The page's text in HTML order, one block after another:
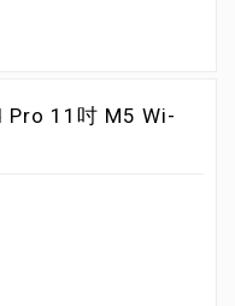
Pro 11吋 M5 Wi-